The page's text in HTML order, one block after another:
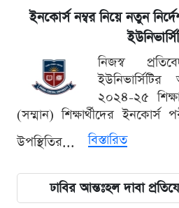
ইনকোর্স নম্বর নিয়ে নতুন
নিজস্ব
২০২৪-২৫
(সম্মান) শিক্ষার্থীদের ইনকোর্স
উপস্থিতির...
বিস্তারিত
ঢাবির আন্তঃহল দাবা